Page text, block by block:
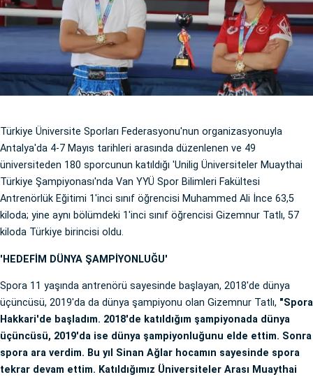
Türkiye Üniversite Sporları Federasyonu'nun organizasyonuyla
Antalya'da 4-7 Mayıs tarihleri arasında düzenlenen ve 49
üniversiteden 180 sporcunun katıldığı 'Unilig Üniversiteler Muaythai
Türkiye Şampiyonası'nda Van YYÜ Spor Bilimleri Fakültesi
Antrenörlük Eğitimi 1'inci sınıf öğrencisi Muhammed Ali İnce 63,5
kiloda; yine aynı bölümdeki 1'inci sınıf öğrencisi Gizemnur Tatlı, 57
kiloda Türkiye birincisi oldu.
'HEDEFİM DÜNYA ŞAMPİYONLUĞU'
Spora 11 yaşında antrenörü sayesinde başlayan, 2018'de dünya
üçüncüsü, 2019'da da dünya şampiyonu olan Gizemnur Tatlı, "Spora
Hakkari'de başladım. 2018'de katıldığım şampiyonada dünya
üçüncüsü, 2019'da ise dünya şampiyonluğunu elde ettim. Sonra
spora ara verdim. Bu yıl Sinan Ağlar hocamın sayesinde spora
tekrar devam ettim. Katıldığımız Üniversiteler Arası Muaythai